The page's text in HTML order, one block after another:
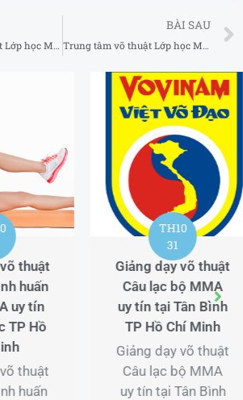
Trung tâm võ thuật Lớp học MMA uy tín tại Phú Nhuận TP Hồ Chí Minh
BÀI SAU
Trung tâm võ thuật Lớp học MMA uy tín tại Tân Phú TP Hồ Chí Minh
TH8
06
Dịch vụ múa lân sự
kiện tại Từ Liêm
Hà Nội
Lân Sư Rồng Minh
Nghĩa Đường –
Dịch Vụ Dịch vụ
múa lân sự kiện
Tận Nơi Tại Từ
Liêm ...